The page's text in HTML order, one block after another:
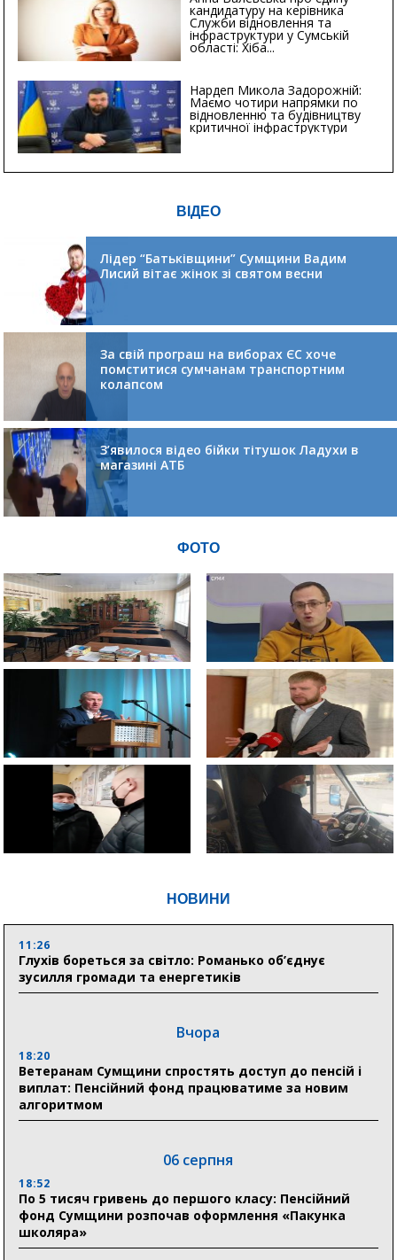
НОВИНИ
11:26
Глухів бореться за світло: Романько об’єднує
зусилля громади та енергетиків
Вчора
18:20
Ветеранам Сумщини спростять доступ до пенсій і
виплат: Пенсійний фонд працюватиме за новим
алгоритмом
06 серпня
18:52
По 5 тисяч гривень до першого класу: Пенсійний
фонд Сумщини розпочав оформлення «Пакунка
школяра»
кандидатуру на керівника
Служби відновлення та
інфраструктури у Сумській
області: Хіба...
Нардеп Микола Задорожній:
Маємо чотири напрямки по
відновленню та будівництву
критичної інфраструктури
ВІДЕО
Лідер “Батьківщини” Сумщини Вадим
Лисий вітає жінок зі святом весни
За свій програш на виборах ЄС хоче
помститися сумчанам транспортним
колапсом
З’явилося відео бійки тітушок Ладухи в
магазині АТБ
ФОТО